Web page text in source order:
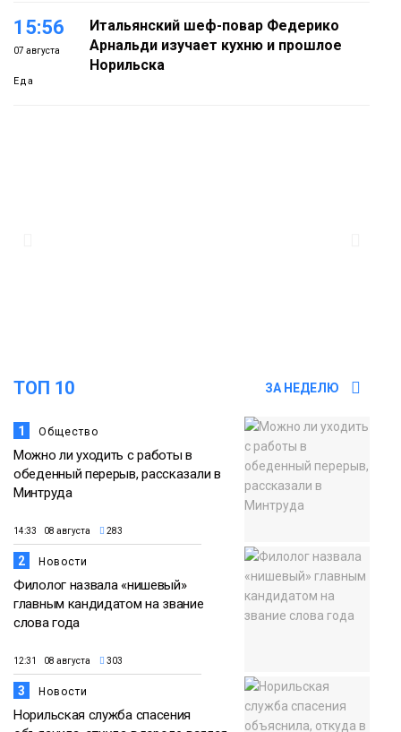
15:56
07 августа
Еда
Итальянский шеф-повар Федерико
Арнальди изучает кухню и прошлое
Норильска
Новости
ТОП 10 ЗА НЕДЕЛЮ
1 Общество
Можно ли уходить с работы в
обеденный перерыв, рассказали в
Минтруда
14:33 08 августа 283
2 Новости
Филолог назвала «нишевый»
главным кандидатом на звание
слова года
12:31 08 августа 303
3 Новости
Норильская служба спасения